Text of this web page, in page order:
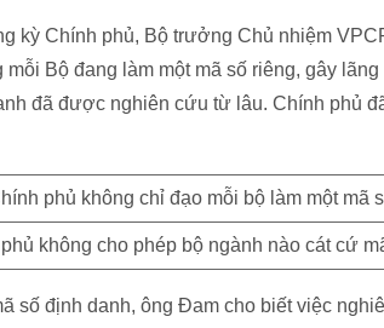
kỳ Chính phủ, Bộ trưởng Chủ nhiệm
Bộ đang làm một mã số riêng, gây
đã được nghiên cứu từ lâu. Chính phủ
không cho phép bộ ngành nào cát cứ
số định danh, ông Đam cho biết việc